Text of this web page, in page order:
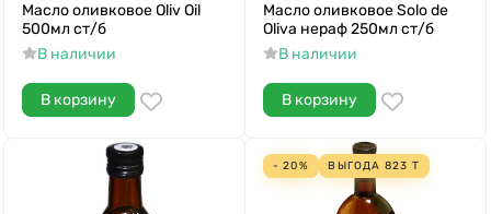
Масло оливковое Oliv Oil
500мл ст/б
В наличии
В корзину
Масло оливковое Solo de
Oliva нераф 250мл ст/б
В наличии
В корзину
- 20% ВЫГОДА 823 Т